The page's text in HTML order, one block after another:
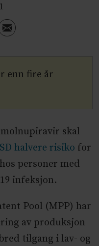
enn fire år
skal
halvere risiko for
personer med
infeksjon.
Pool (MPP) har
av produksjon
tilgang i lav- og